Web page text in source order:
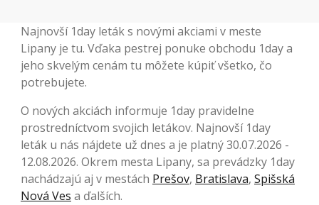
Najnovší 1day leták s novými akciami v meste
Lipany je tu. Vďaka pestrej ponuke obchodu 1day a
jeho skvelým cenám tu môžete kúpiť všetko, čo
potrebujete.
O nových akciách informuje 1day pravidelne
prostredníctvom svojich letákov. Najnovší 1day
leták u nás nájdete už dnes a je platný 30.07.2026 -
12.08.2026. Okrem mesta Lipany, sa prevádzky 1day
nachádzajú aj v mestách Prešov, Bratislava, Spišská
Nová Ves a ďalších.